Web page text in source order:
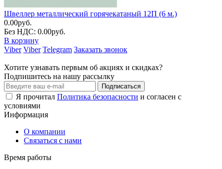
Швеллер металлический горячекатаный 12П (6 м.)
0.00руб.
Без НДС: 0.00руб.
В корзину
Viber Viber Telegram Заказать звонок
Хотите узнавать первым об акциях и скидках?
Подпишитесь на нашу рассылку
Подписаться
Я прочитал Политика безопасности и согласен с
условиями
Информация
О компании
Связаться с нами
Время работы